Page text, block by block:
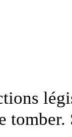
tomber.